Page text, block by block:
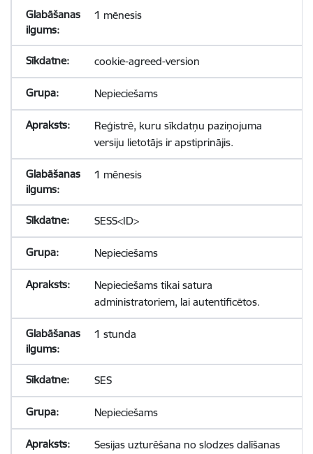
1 mēnesis
cookie-agreed-version
Nepieciešams
Reģistrē, kuru sīkdatņu paziņojuma
versiju lietotājs ir apstiprinājis.
1 mēnesis
SESS<ID>
Nepieciešams
Nepieciešams tikai satura
administratoriem, lai autentificētos.
1 stunda
SES
Nepieciešams
Sesijas uzturēšana no slodzes dalīšanas